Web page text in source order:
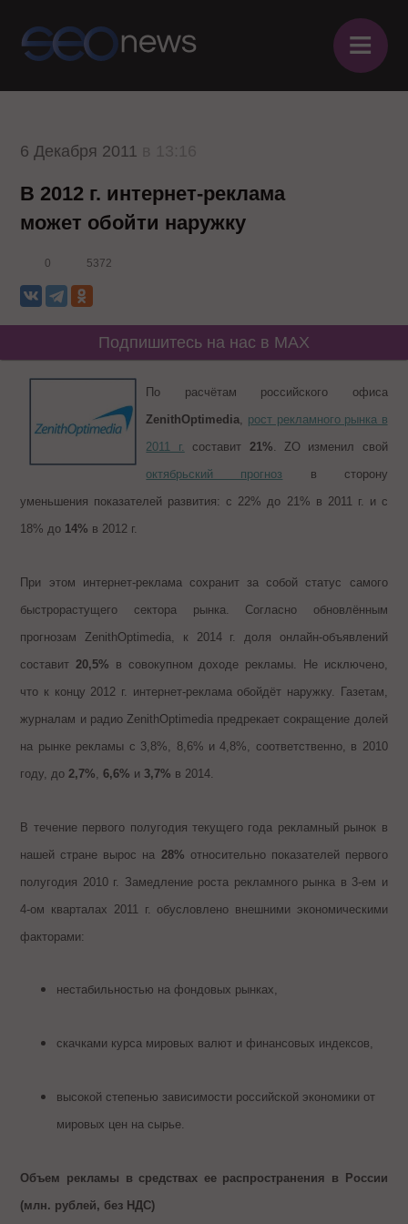
≡
6 Декабря 2011
В 2012 г. интернет-реклама
может обойти наружку
0 5372
Подпишитесь на нас в MAX
По расчётам российского офиса
ZenithOptimedia, рост рекламного рынка в
2011 г.
составит 21%. ZO изменил свой
октябрьский прогноз в сторону
уменьшения показателей развития: с 22% до 21% в 2011 г. и с
18% до 14% в 2012 г.
При этом интернет-реклама сохранит за собой статус самого
быстрорастущего сектора рынка. Согласно обновлённым
прогнозам ZenithOptimedia, к 2014 г. доля онлайн-объявлений
составит20,5% в совокупном доходе рекламы. Не исключено,
что к концу 2012 г. интернет-реклама обойдёт наружку. Газетам,
журналам и радио ZenithOptimedia предрекает сокращение долей
на рынке рекламы с 3,8%, 8,6% и 4,8%, соответственно, в 2010
году, до2,7% ,6,6% и3,7% в 2014.
В течение первого полугодия текущего года рекламный рынок в
нашей стране вырос на 28% относительно показателей первого
полугодия 2010 г. Замедление роста рекламного рынка в 3-ем и
4-ом кварталах 2011 г. обусловлено внешними экономическими
факторами:
нестабильностью на фондовых рынках,
скачками курса мировых валют и финансовых индексов,
высокой степенью зависимости российской экономики от
мировых цен на сырье.
Объем рекламы в средствах ее распространения в России
(млн. рублей, без НДС)